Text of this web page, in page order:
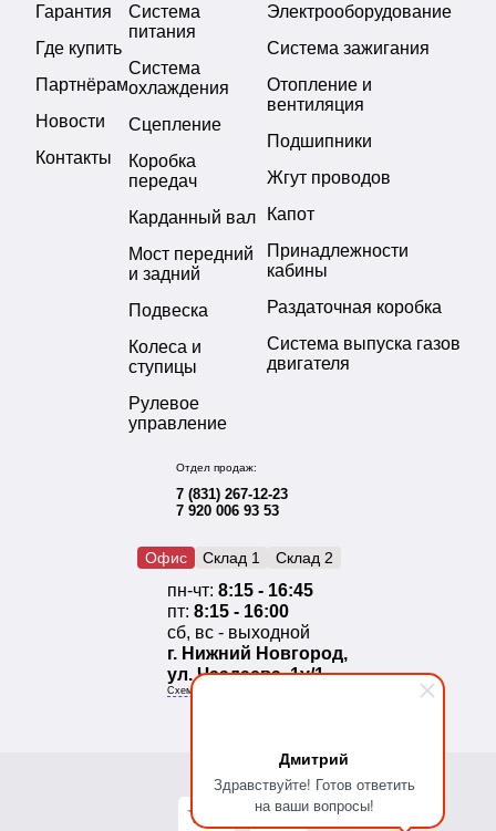
Дмитрий
Здравствуйте! Готов ответить
на ваши вопросы!
Гарантия
Где купить
Партнёрам
Новости
Контакты
Система
питания
Система
охлаждения
Сцепление
Коробка
передач
Карданный вал
Мост передний
и задний
Подвеска
Колеса и
ступицы
Рулевое
управление
Электрооборудование
Система зажигания
Отопление и
вентиляция
Подшипники
Жгут проводов
Капот
Принадлежности
кабины
Раздаточная коробка
Система выпуска газов
двигателя
Отдел продаж:
7 (831) 267-12-23
7 920 006 93 53
Офис Склад 1 Склад 2
пн-чт: 8:15 - 16:45
пт: 8:15 - 16:00
сб, вс - выходной
г. Нижний Новгород,
ул. Чаадаева, 1у/1
Схема проезда